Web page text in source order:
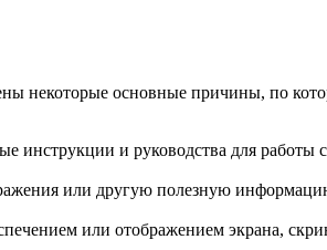
некоторые основные причины, по
и руководства для работы
или другую полезную
или отображением экрана,